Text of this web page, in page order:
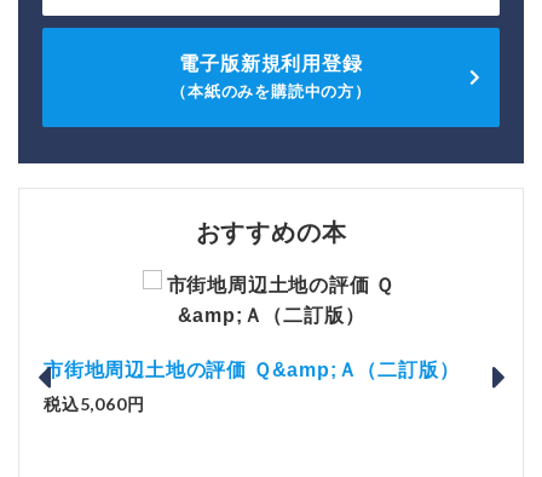
電子版新規利用登録
（本紙のみを購読中の方）
おすすめの本
市街地周辺土地の評価 Ｑ&amp;Ａ（二訂版）
税込5,060円